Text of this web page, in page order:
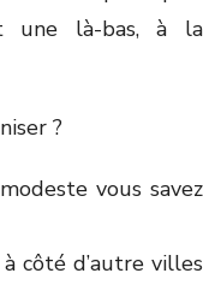
une là-bas, à la
?
vous savez
côté d’autre villes